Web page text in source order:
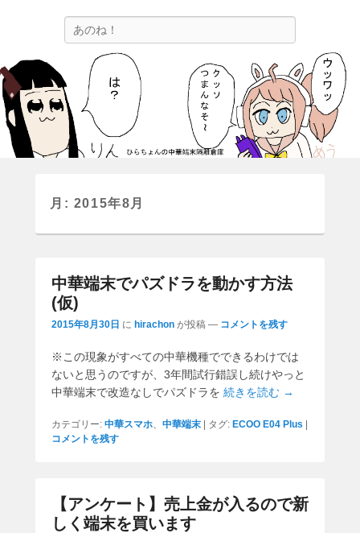
ひらちょんの中華端末隔離倉庫
ほたがページ上部にある検索バーを消してくれたサイトです。
月: 2015年8月
中華端末でパズドラを動かす方法
(仮)
2015年8月30日 に hirachon が投稿 — コメントを残す
※この現象がすべての中華機種でできるわけでは
ないと思うのですが、3年間試行錯誤し続けやっと
中華端末で改造なしでパズドラを 続きを読む →
カテゴリー: 中華スマホ、 中華端末 | タグ: ECOO E04 Plus |
コメントを残す
【アンケート】売上金が入るので新
しく端末を買います